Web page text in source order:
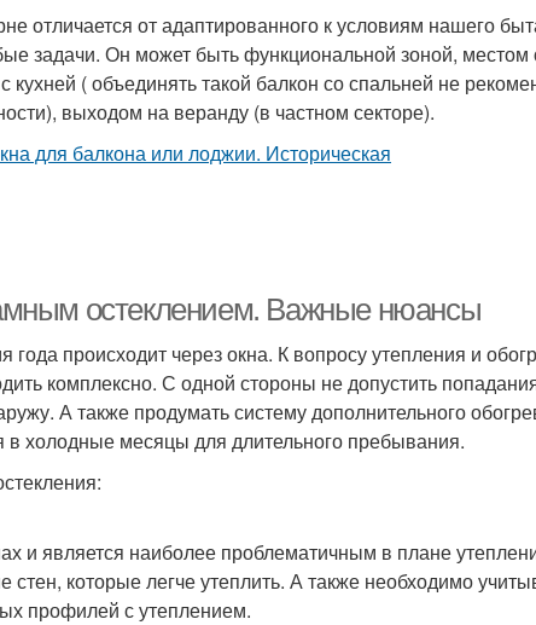
отличается от адаптированного к условиям нашего
задачи. Он может быть функциональной зоной, местом
( объединять такой балкон со спальней не
выходом на веранду (в частном секторе).
остеклением. Важные нюансы
происходит через окна. К вопросу утепления и
комплексно. С одной стороны не допустить
А также продумать систему дополнительного
в холодные месяцы для длительного пребывания.
и является наиболее проблематичным в плане
стен, которые легче утеплить. А также необходимо
профилей с утеплением.